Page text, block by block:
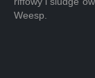
Weesp.